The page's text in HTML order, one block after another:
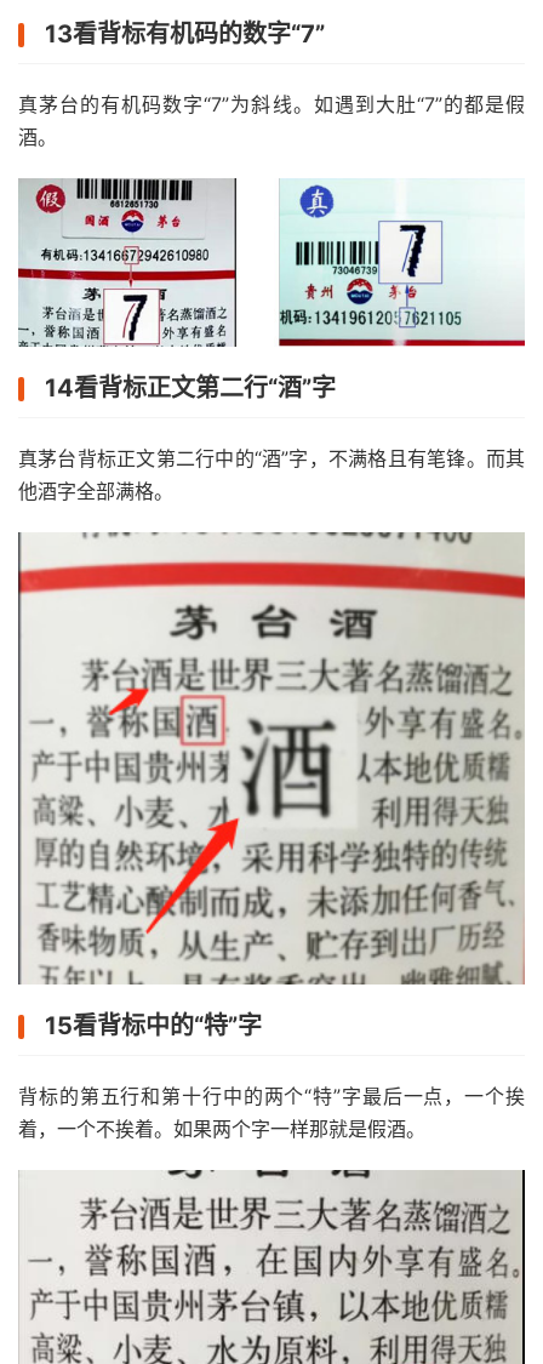
13看背标有机码的数字“7”
真茅台的有机码数字“7”为斜线。如遇到大肚“7”的都是假
酒。
14看背标正文第二行“酒”字
真茅台背标正文第二行中的“酒”字，不满格且有笔锋。而其
他酒字全部满格。
15看背标中的“特”字
背标的第五行和第十行中的两个“特”字最后一点，一个挨
着，一个不挨着。如果两个字一样那就是假酒。